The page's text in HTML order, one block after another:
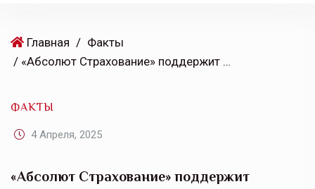
Главная / Факты
/ «Абсолют Страхование» поддержит конференцию молодых ученых Российского химико-технологического университета им. Д.И. Менделеева
ФАКТЫ
4 Апреля, 2025
«Абсолют Страхование» поддержит